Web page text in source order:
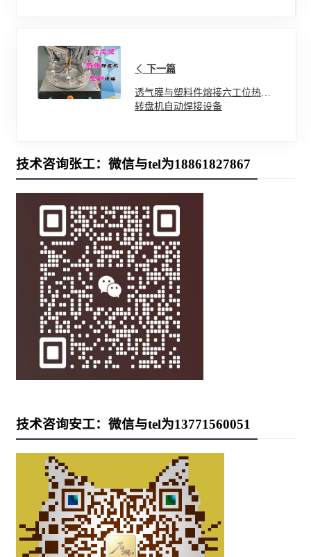
下一篇
透气膜与塑料件熔接六工位热熔
转盘机自动焊接设备
技术咨询张工：微信与tel为18861827867
技术咨询安工：微信与tel为13771560051